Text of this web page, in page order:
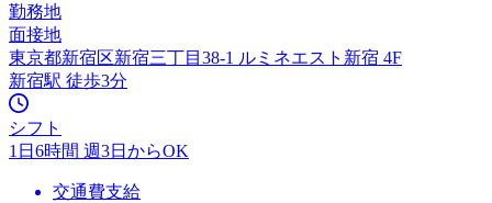
勤務地
面接地
東京都新宿区新宿三丁目38-1 ルミネエスト新宿 4F
新宿駅 徒歩3分
シフト
1日6時間 週3日からOK
交通費支給